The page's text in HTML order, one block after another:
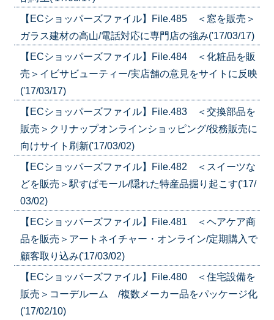
【ECショッパーズファイル】File.485 ＜窓を販売＞
ガラス建材の高山/電話対応に専門店の強み('17/03/17)
【ECショッパーズファイル】File.484 ＜化粧品を販
売＞イビサビューティー/実店舗の意見をサイトに反映
('17/03/17)
【ECショッパーズファイル】File.483 ＜交換部品を
販売＞クリナップオンラインショッピング/役務販売に
向けサイト刷新('17/03/02)
【ECショッパーズファイル】File.482 ＜スイーツな
どを販売＞駅すぱモール/隠れた特産品掘り起こす('17/
03/02)
【ECショッパーズファイル】File.481 ＜ヘアケア商
品を販売＞アートネイチャー・オンライン/定期購入で
顧客取り込み('17/03/02)
【ECショッパーズファイル】File.480 ＜住宅設備を
販売＞コーデルーム /複数メーカー品をパッケージ化
('17/02/10)